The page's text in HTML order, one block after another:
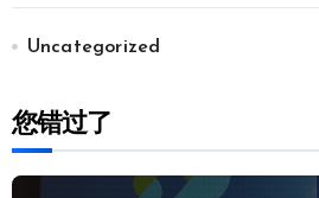
Uncategorized
您错过了